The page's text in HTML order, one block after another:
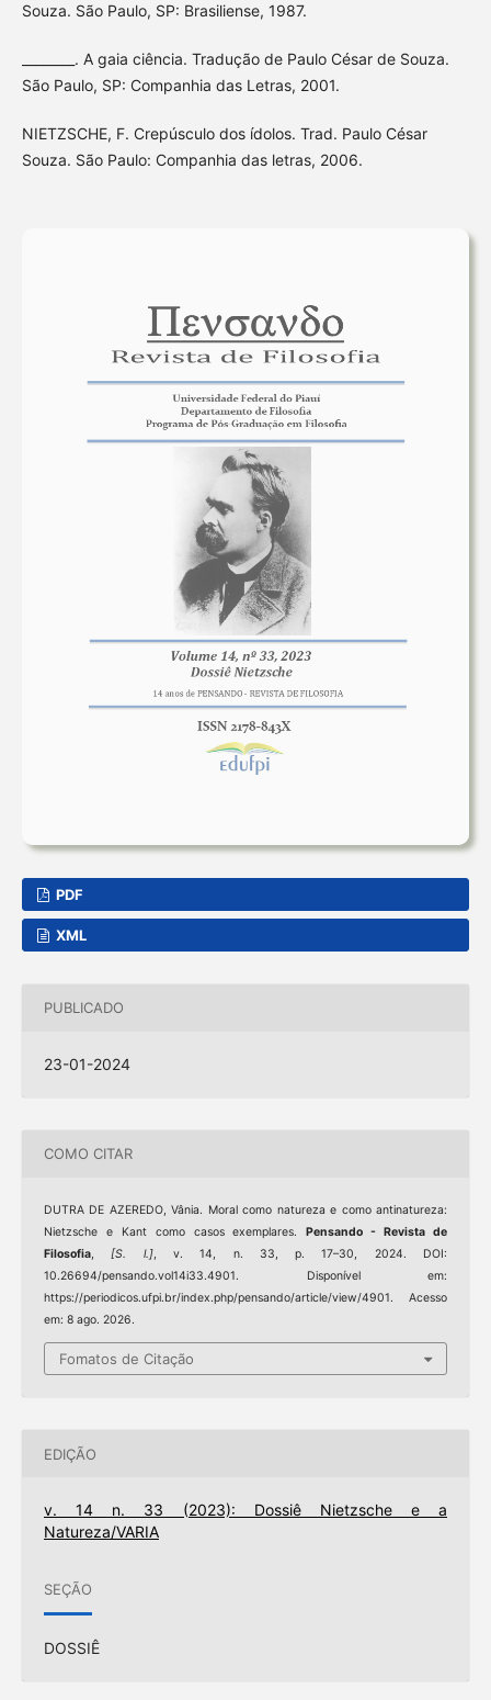
Souza. São Paulo, SP: Brasiliense, 1987.
________. A gaia ciência. Tradução de Paulo César de Souza.
São Paulo, SP: Companhia das Letras, 2001.
NIETZSCHE, F. Crepúsculo dos ídolos. Trad. Paulo César
Souza. São Paulo: Companhia das letras, 2006.
PDF
XML
PUBLICADO
23-01-2024
COMO CITAR
DUTRA DE AZEREDO, Vânia. Moral como natureza e como antinatureza:
Nietzsche e Kant como casos exemplares.Pensando - Revista de
Filosofia,[S. l.], v. 14, n. 33, p. 17–30, 2024. DOI:
10.26694/pensando.vol14i33.4901. Disponível em:
https://periodicos.ufpi.br/index.php/pensando/article/view/4901. Acesso
em: 8 ago. 2026.
Fomatos de Citação
EDIÇÃO
v. 14 n. 33 (2023): Dossiê Nietzsche e a
Natureza/VARIA
SEÇÃO
DOSSIÊ